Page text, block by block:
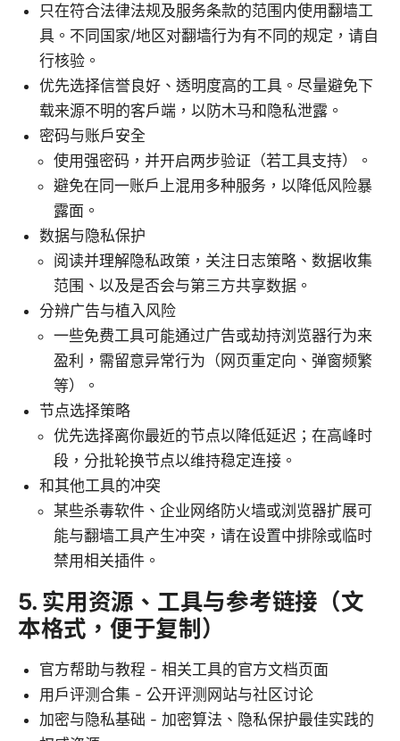
只在符合法律法规及服务条款的范围内使用翻墙工
具。不同国家/地区对翻墙行为有不同的规定，请自
行核验。
优先选择信誉良好、透明度高的工具。尽量避免下
载来源不明的客户端，以防木马和隐私泄露。
密码与账户安全
使用强密码，并开启两步验证（若工具支持）。
避免在同一账户上混用多种服务，以降低风险暴
露面。
数据与隐私保护
阅读并理解隐私政策，关注日志策略、数据收集
范围、以及是否会与第三方共享数据。
分辨广告与植入风险
一些免费工具可能通过广告或劫持浏览器行为来
盈利，需留意异常行为（网页重定向、弹窗频繁
等）。
节点选择策略
优先选择离你最近的节点以降低延迟；在高峰时
段，分批轮换节点以维持稳定连接。
和其他工具的冲突
某些杀毒软件、企业网络防火墙或浏览器扩展可
能与翻墙工具产生冲突，请在设置中排除或临时
禁用相关插件。
5. 实用资源、工具与参考链接（文
本格式，便于复制）
官方帮助与教程 - 相关工具的官方文档页面
用户评测合集 - 公开评测网站与社区讨论
加密与隐私基础 - 加密算法、隐私保护最佳实践的